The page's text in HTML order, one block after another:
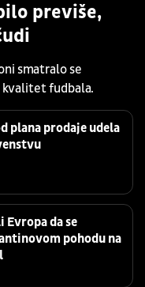
previše,
smatralo se
kvalitet fudbala.
plana prodaje udela
Evropa da se
pohodu na